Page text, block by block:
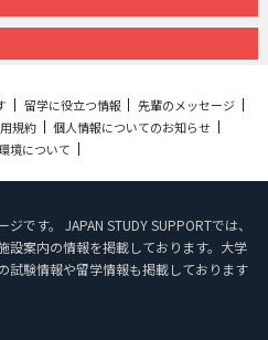
留学に役立つ情報
先輩のメッセージ
規約
個人情報についてのお知らせ
境について
です。 JAPAN STUDY SUPPORTでは、
設案内の情報を掲載しております。大学
試験情報や留学情報も掲載しております